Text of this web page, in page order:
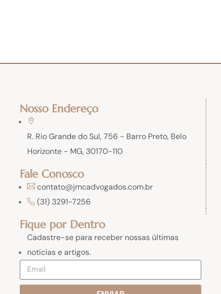
Nosso Endereço
R. Rio Grande do Sul, 756 - Barro Preto, Belo
Horizonte - MG, 30170-110
Fale Conosco
contato@jmcadvogados.com.br
(31) 3291-7256
Fique por Dentro
Cadastre-se para receber nossas últimas
notícias e artigos.